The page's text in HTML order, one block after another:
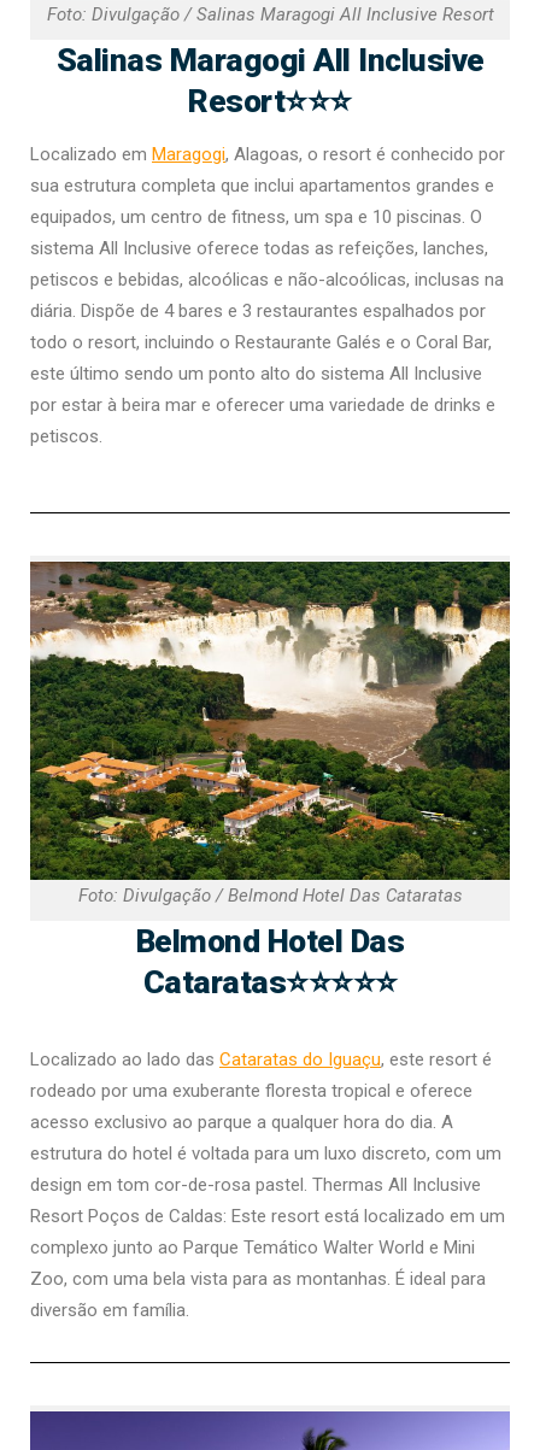
Foto: Divulgação / Salinas Maragogi All Inclusive Resort
Salinas Maragogi All Inclusive
Resort⭐⭐⭐
Localizado em Maragogi, Alagoas, o resort é conhecido por
sua estrutura completa que inclui apartamentos grandes e
equipados, um centro de fitness, um spa e 10 piscinas. O
sistema All Inclusive oferece todas as refeições, lanches,
petiscos e bebidas, alcoólicas e não-alcoólicas, inclusas na
diária. Dispõe de 4 bares e 3 restaurantes espalhados por
todo o resort, incluindo o Restaurante Galés e o Coral Bar,
este último sendo um ponto alto do sistema All Inclusive
por estar à beira mar e oferecer uma variedade de drinks e
petiscos​.
Foto: Divulgação / Belmond Hotel Das Cataratas
Belmond Hotel Das
Cataratas⭐⭐⭐⭐⭐
Localizado ao lado das Cataratas do Iguaçu, este resort é
rodeado por uma exuberante floresta tropical e oferece
acesso exclusivo ao parque a qualquer hora do dia. A
estrutura do hotel é voltada para um luxo discreto, com um
design em tom cor-de-rosa pastel​​. Thermas All Inclusive
Resort Poços de Caldas: Este resort está localizado em um
complexo junto ao Parque Temático Walter World e Mini
Zoo, com uma bela vista para as montanhas. É ideal para
diversão em família​​.